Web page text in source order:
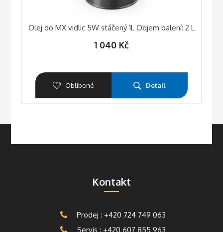
Olej do MX vidlic 5W stáčený 1L Objem balení: 2 L
1 040 Kč
Oblíbené Detail
Kontakt
Prodej : +420 724 749 063
Servis : +420 607 855 963